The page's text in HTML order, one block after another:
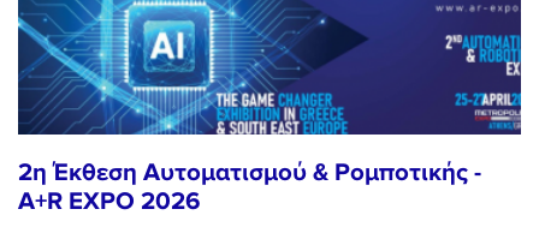
2η Έκθεση Αυτοματισμού & Ρομποτικής -
A+R EXPO 2026